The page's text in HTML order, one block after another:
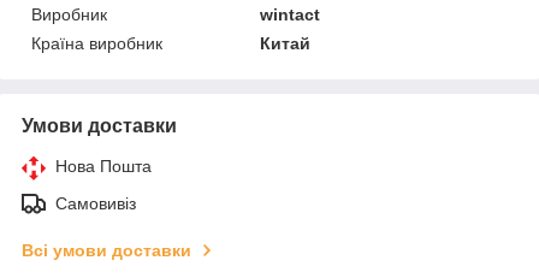
Виробник
wintact
Країна виробник
Китай
Умови доставки
Нова Пошта
Самовивіз
Всі умови доставки